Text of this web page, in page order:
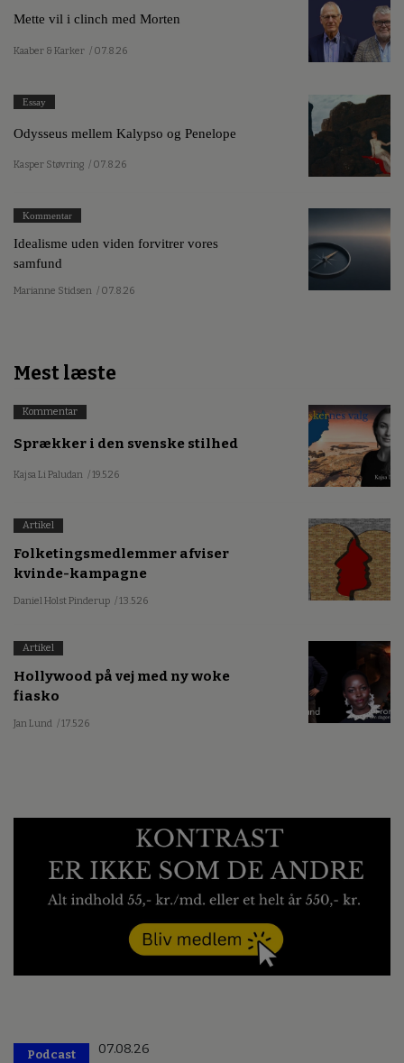
Mette vil i clinch med Morten
Kaaber & Karker / 07.8.26
Essay
Odysseus mellem Kalypso og Penelope
Kasper Støvring / 07.8.26
Kommentar
Idealisme uden viden forvitrer vores
samfund
Marianne Stidsen / 07.8.26
Mest læste
Kommentar
Sprækker i den svenske stilhed
Kajsa Li Paludan / 19.5.26
Artikel
Folketingsmedlemmer afviser
kvinde-kampagne
Daniel Holst Pinderup / 13.5.26
Artikel
Hollywood på vej med ny woke
fiasko
Jan Lund / 17.5.26
Podcast 07.08.26